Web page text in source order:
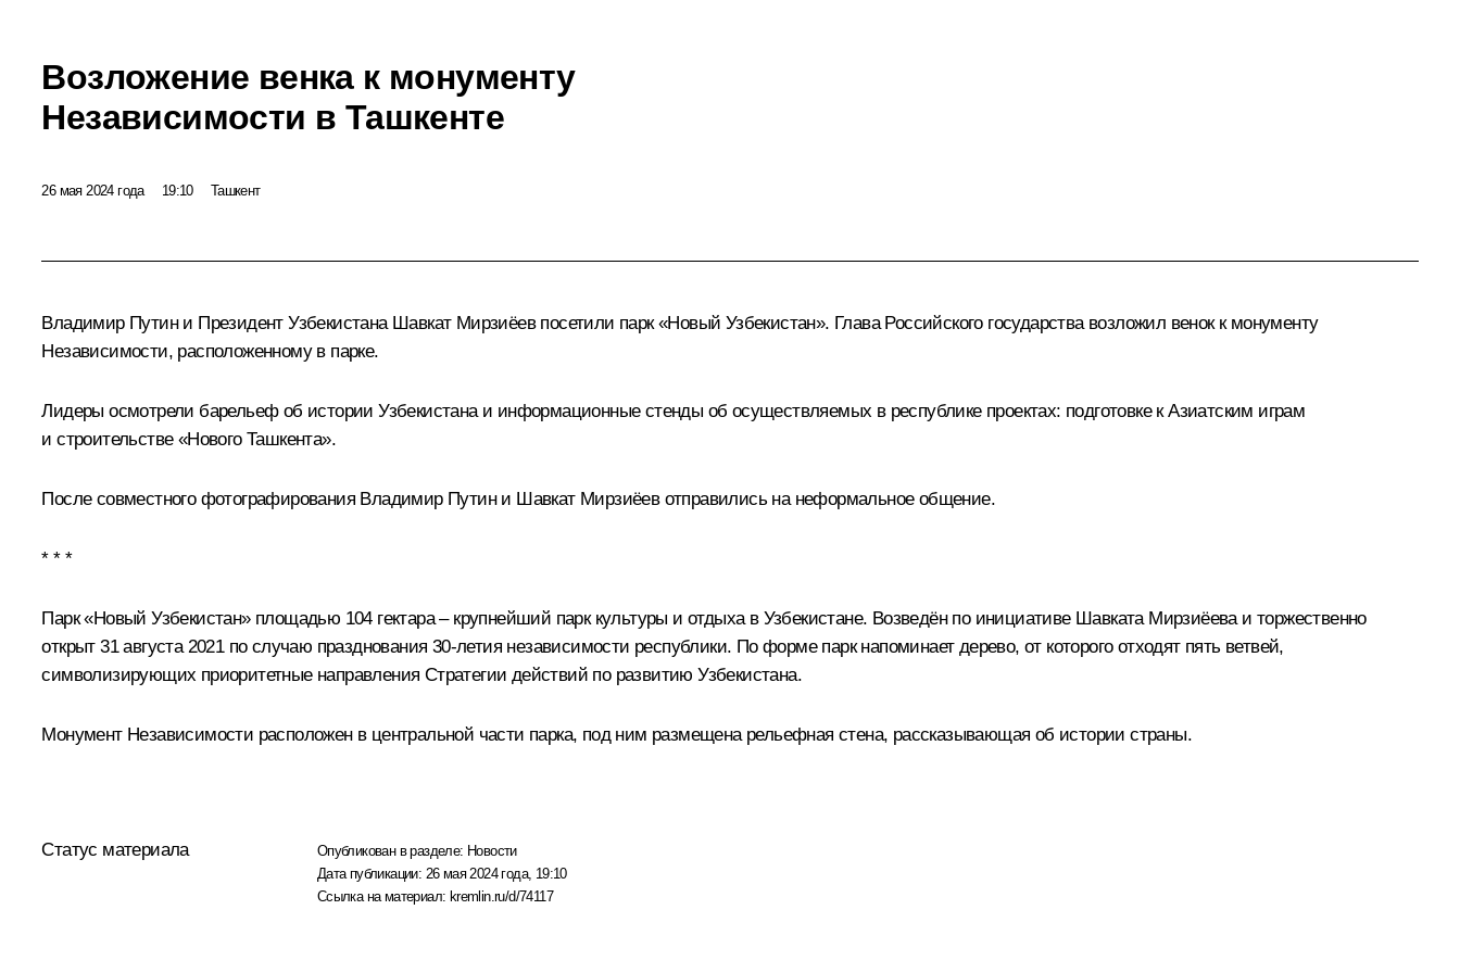
Возложение венка к монументу
Независимости в Ташкенте
26 мая 2024 года 19:10 Ташкент
Владимир Путин и Президент Узбекистана Шавкат Мирзиёевпосетили парк «Новый Узбекистан». Глава Российского государства возложил венок к монументу
Независимости, расположенному в парке.
Лидеры осмотрели барельеф об истории Узбекистана и информационные стенды об осуществляемых в республике проектах: подготовке к Азиатским играм
и строительстве «Нового Ташкента».
После совместного фотографирования Владимир Путин и Шавкат Мирзиёев отправились на неформальное общение.
* * *
Парк «Новый Узбекистан» площадью 104 гектара – крупнейший парк культуры и отдыха в Узбекистане. Возведён по инициативе Шавката Мирзиёева и торжественно
открыт 31 августа 2021 по случаю празднования 30-летия независимости республики. По форме парк напоминает дерево, от которого отходят пять ветвей,
символизирующих приоритетные направления Стратегии действий по развитию Узбекистана.
Монумент Независимости расположен в центральной части парка, под ним размещена рельефная стена, рассказывающая об истории страны.
Статус материала Опубликован в разделе: Новости
Дата публикации: 26 мая 2024 года, 19:10
Ссылка на материал: kremlin.ru/d/74117